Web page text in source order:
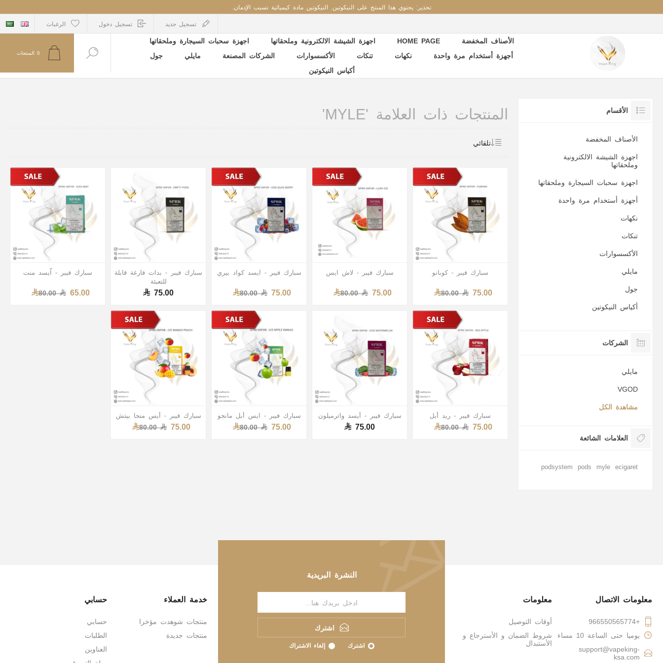
تحذير: يحتوي هذا المنتج على النيكوتين. النيكوتين مادة كيميائية تسبب الإدمان.
تسجيل جديد تسجيل دخول الرغبات
الأصناف المخفضة HOME PAGE اجهزة الشيشة الالكترونية وملحقاتها اجهزة سحبات السيجارة وملحقاتها
أجهزة أستخدام مرة واحدة نكهات تنكات الأكسسوارات الشركات المصنعة مايلي جول
أكياس النيكوتين
0 المنتجات
المنتجات ذات العلامة 'MYLE'
سبارك فيبر - كوبانو
75.00
80.00
سبارك فيبر - لاش ايس
75.00
80.00
سبارك فيبر - ايسد كواد بيري
75.00
80.00
سبارك فيبر - بدات فارغة قابلة
للتعبئة
75.00
سبارك فيبر - اّيسد منت
65.00
80.00
سبارك فيبر - ريد أبل
75.00
80.00
سبارك فيبر - أيسد واترميلون
75.00
سبارك فيبر - ايس أبل مانجو
75.00
80.00
سبارك فيبر - أيس منجا بيتش
75.00
80.00
الأقسام
الأصناف المخفضة
اجهزة الشيشة الالكترونية
وملحقاتها
اجهزة سحبات السيجارة وملحقاتها
أجهزة أستخدام مرة واحدة
نكهات
تنكات
الأكسسوارات
مايلي
جول
أكياس النيكوتين
الشركات
مايلي
VGOD
مشاهدة الكل
العلامات الشائعة
ecigaret
myle
pods
podsystem
النشرة البريدية
اشترك
اشترك إلغاء الاشتراك
معلومات الاتصال
+966550565774
يوميا حتى الساعة 10 مساء
support@vapeking-
ksa.com
معلومات
أوقات التوصيل
شروط الضمان و الأسترجاع و
الأستبدال
خدمة العملاء
منتجات شوهدت مؤخرا
منتجات جديدة
حسابي
حسابي
الطلبات
العناوين